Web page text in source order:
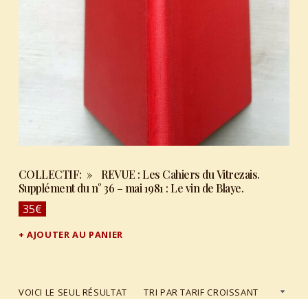
COLLECTIF: » REVUE : Les Cahiers du Vitrezais.
Supplément du n° 36 – mai 1981 : Le vin de Blaye.
35€
AJOUTER AU PANIER
VOICI LE SEUL RÉSULTAT